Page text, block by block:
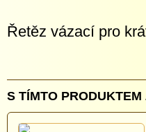
Řetěz vázací pro
S TÍMTO